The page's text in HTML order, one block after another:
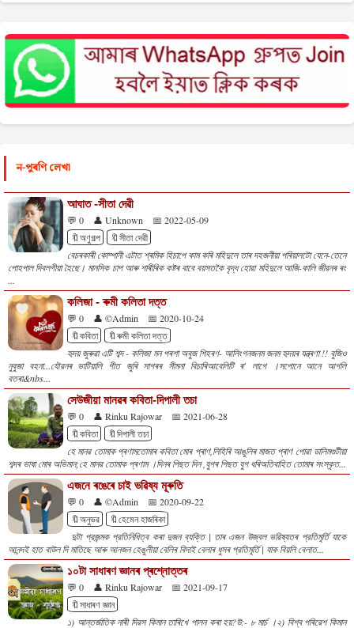
ন-পুৰণি লেখা
আঘাত -সীতা দেৱী
💬 0 👤 Unknown
📅 2022-05-09
🔖অণুগল্প
🔖সীতা দেৱী
বেচৰকাৰী কোম্পানী এটাত শ্ৰমিক হিচাপে কাম কৰি মহিদুলে তাৰ দহজনীয়া পৰিয়ালটো যেনে-তেনে
পোহপাল দিবলগীয়া হৈছে। মানসিক চাপ আৰু শাৰীৰিক কষ্টৰ বাবে বয়সতকৈ বৃদ্ধ হোৱা মহিদুলে আজি-কালি জীৱনৰ ৰং
...
কলিজা - ৰুমী কলিতা দত্ত
💬 0 👤 ©Admin
📅 2020-10-24
🔖কবিতা
🔖ৰুমী কলিতা দত্ত
হৃদয় জুৰুৱা এটি শব্দ - কলিজা মন পৰশা অবুজ শিহৰণ- আলিংগনজনম জনম হৃদয়ৰ যন্ত্ৰণা !! বুজিও
নুবুজা বহনা...যৌৱনৰ ভাটিয়ালি গীত জুৰি সাগৰৰ সীমনা বিচাৰিআবেলিটি ৰ' লাগে ।সপোনে আনে আগলি
বতৰা&nbs...
সেউজীয়া মানৱৰ কবিতা-দিপালী তচা
💬 0 👤 Rinku Rajowar
📅 2021-06-28
🔖কবিতা
🔖দিপালী তচা
হে মানৱ তোমাক প্ৰণামতোমাৰ কবিতা মোৰ প্ৰাণ,লিহিৰি আঙুলিৰ মাজত প্ৰাণ পোৱা ডালিমগুটীয়া
শব্দৰ ভাষা মোৰ অভিমান;হে মানৱ তোমাক প্ৰণাম ।দিনৰ পিছত দিন ,যুগৰ পিছত যুগ ধৰিঅতিবাহিত তোমাৰ সংস্কৃত...
এজনে ৰঙেৰে চাই ভৱিষ্য মূৰুতি
💬 0 👤 ©Admin
📅 2020-09-22
🔖অনুভৱ
🔖হেমেন হাজৰিকা
দুটা প্রজন্মক প্রতিনিধিত্ব কৰা দুজন ব্যক্তি | তাৰ এজন উজ্বল ভৱিষ্যতৰ প্রতিমূৰ্তি যাকে
আনন্দই হাত বাউল দি মাতিছে আৰু আনজন হেঙুলীয়া বেলিৰ বিদাই বেলাৰ ধুসৰ প্রতিমূৰ্তি | যাক বিয়লি বেলাত...
১০টা সাধাৰণ জ্ঞানৰ প্ৰশ্নোত্তৰ
💬 0 👤 Rinku Rajowar
📅 2021-09-17
🔖সাধাৰণ জ্ঞান
১) আন্তৰ্জাতিক নাৰী দিৱস কিমান তাৰিখে পালন কৰা হয়?উ:- ৮ মাৰ্চ ।২) বিশ্ব পৰিৱেশ কিমান